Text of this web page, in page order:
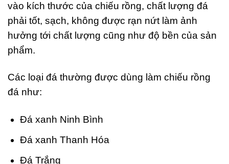
vào kích thước của chiếu rồng, chất lượng đá
phải tốt, sạch, không được rạn nứt làm ảnh
hưởng tới chất lượng cũng như độ bền của sản
phẩm.
Các loại đá thường được dùng làm chiếu rồng
đá như:
Đá xanh Ninh Bình
Đá xanh Thanh Hóa
Đá Trắng